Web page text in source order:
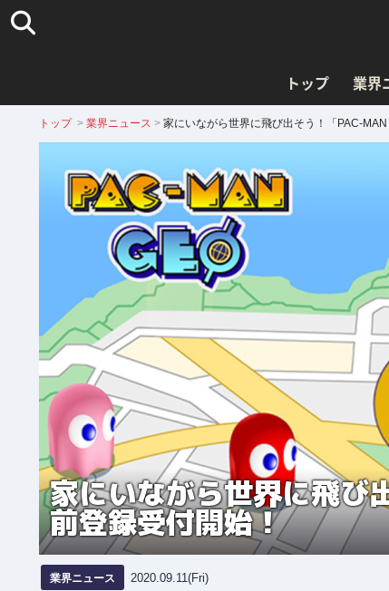
トップ 業界
トップ > 業界ニュース > 家にいながら世界に飛び出そう！「PAC-MAN
家にいながら世界に飛び
前登録受付開始！
業界ニュース 2020.09.11(Fri)